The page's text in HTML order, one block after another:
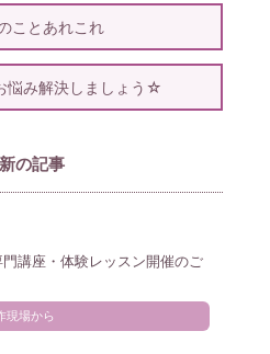
ことあれこれ
悩み解決しましょう☆
の記事
講座・体験レッスン開催のご
現場から